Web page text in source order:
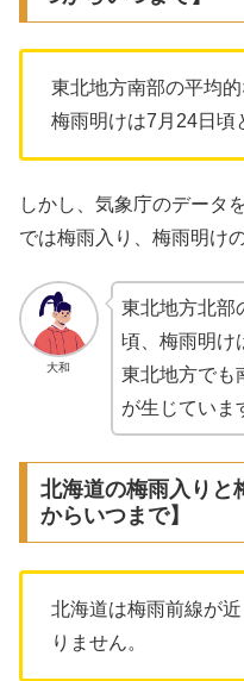
東北地方南部の平均
梅雨明けは7月24日頃
しかし、気象庁のデータ
では梅雨入り、梅雨明け
大和
東北地方北部
頃、梅雨明け
東北地方でも
が生じていま
北海道の梅雨入りと
からいつまで】
北海道は梅雨前線が
りません。